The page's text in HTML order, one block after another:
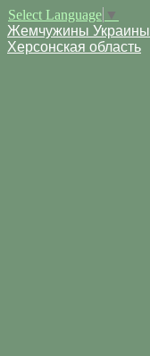
Select Language ▼
Жемчужины Украины
Херсонская область